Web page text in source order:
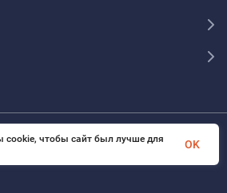
Все права защищены
чтобы сайт был лучше для
OK